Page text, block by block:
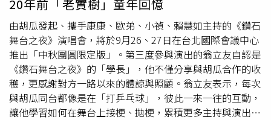
才能再舉辦，「北流說明年沒場地，這次為什麼這麼急，去
年TICC就問我要不要，不要就沒場地，剛剛好是老天撮
合」。他也透露，「下一檔藝人很大牌，因為沒有場地了，
休息一下」。除了演藝事業，胡瓜多年來也持續投入公益。
他表示，參與華山基金會已超過10年、支持十方啟能中心更
長達35年，每年固定捐出300萬至500萬元做公益。胡瓜
說：「這是我的志向，即使現在工作少了，我還是沒有放掉
這些。我們不缺什麼，錢夠用就好。」他也透露，先前赴高
20年前「老實樹」童年回憶
由胡瓜發起、攜手康康、歐弟、小禎、賴慧如主持的《鑽石
舞台之夜》演唱會，將於9月26、27日在台北國際會議中心
推出「中秋團圓限定版」。第三度參與演出的翁立友自認是
《鑽石舞台之夜》的「學長」，他不僅分享與胡瓜合作的收
穫，更感謝對方一路以來的體諒與照顧。翁立友表示，每次
與胡瓜同台都像是在「打乒乓球」，彼此一來一往的互動，
讓他學習如何在舞台上接梗、拋梗，累積更多主持與演出經